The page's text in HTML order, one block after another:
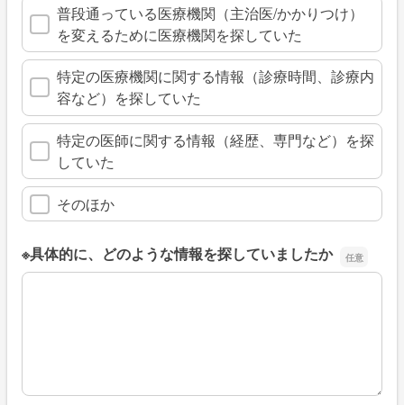
普段通っている医療機関（主治医/かかりつけ）
を変えるために医療機関を探していた
特定の医療機関に関する情報（診療時間、診療内
容など）を探していた
特定の医師に関する情報（経歴、専門など）を探
していた
そのほか
※具体的に、どのような情報を探していましたか
※具体的に、どのような情報を探していましたか